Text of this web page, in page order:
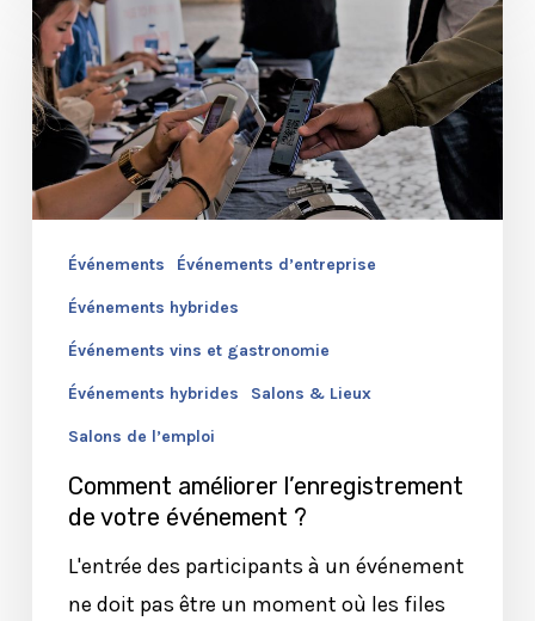
améliorer
l’enregistrement
de
votre
événement
?
Événements Événements d’entreprise
Événements hybrides
Événements vins et gastronomie
Événements hybrides Salons & Lieux
Salons de l’emploi
Comment améliorer l’enregistrement
de votre événement ?
L'entrée des participants à un événement
ne doit pas être un moment où les files